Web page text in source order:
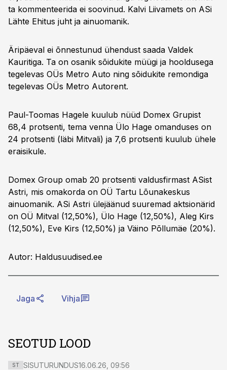
ta kommenteerida ei soovinud. Kalvi Liivamets on ASi
Lähte Ehitus juht ja ainuomanik.
Äripäeval ei õnnestunud ühendust saada Valdek
Kauritiga. Ta on osanik sõidukite müügi ja hooldusega
tegelevas OÜs Metro Auto ning sõidukite remondiga
tegelevas OÜs Metro Autorent.
Paul-Toomas Hagele kuulub nüüd Domex Grupist
68,4 protsenti, tema venna Ülo Hage omanduses on
24 protsenti (läbi Mitvali) ja 7,6 protsenti kuulub ühele
eraisikule.
Domex Group omab 20 protsenti valdusfirmast ASist
Astri, mis omakorda on OÜ Tartu Lõunakeskus
ainuomanik. ASi Astri ülejäänud suuremad aktsionärid
on OÜ Mitval (12,50%), Ülo Hage (12,50%), Aleg Kirs
(12,50%), Eve Kirs (12,50%) ja Väino Põllumäe (20%).
Autor: Haldusuudised.ee
Jaga Vihja
SEOTUD LOOD
ST SISUTURUNDUS16.06.26, 09:56